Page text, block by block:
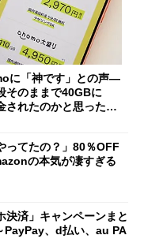
に「神です」との声―
そのままで40GBに
されたのかと思った」
ってたの？」80％OFF
の本気が凄すぎる
決済」キャンペーンまと
PayPay、d払い、au PA